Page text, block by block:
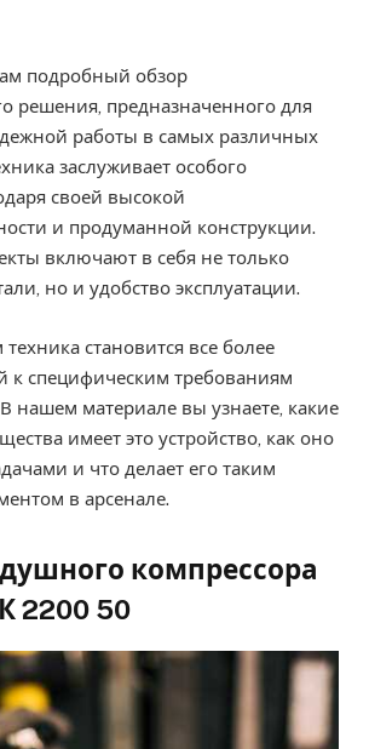
подробный обзор
решения, предназначенного для
работы в самых различных
заслуживает особого
своей высокой
и продуманной конструкции.
включают в себя не только
но и удобство эксплуатации.
становится все более
к специфическим требованиям
нашем материале вы узнаете, какие
имеет это устройство, как оно
и что делает его таким
в арсенале.
компрессора
2200 50